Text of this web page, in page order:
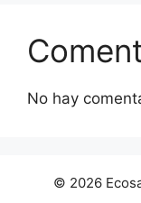
No hay
© 2026